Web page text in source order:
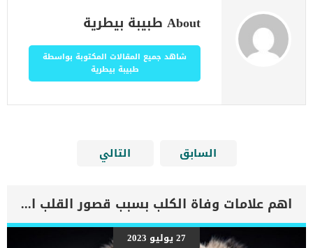
About طبيبة بيطرية
شاهد جميع المقالات المكتوبة بواسطة
طبيبة بيطرية
السابق التالي
اهم علامات وفاة الكلب بسبب قصور القلب الاحتقانى
27 يوليو 2023